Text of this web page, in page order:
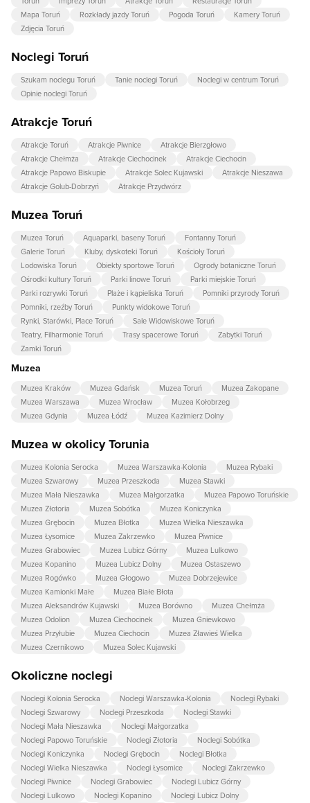
Mapa Toruń
Rozkłady jazdy Toruń Pogoda Toruń
Kamery Toruń
Zdjęcia Toruń
Noclegi Toruń
Szukam noclegu Toruń Tanie noclegi Toruń
Noclegi w centrum Toruń
Opinie noclegi Toruń
Atrakcje Toruń
Atrakcje Toruń Atrakcje Piwnice
Atrakcje Bierzgłowo
Atrakcje Chełmża
Atrakcje Ciechocinek
Atrakcje Ciechocin
Atrakcje Papowo Biskupie
Atrakcje Solec Kujawski
Atrakcje Nieszawa
Atrakcje Golub-Dobrzyń
Atrakcje Przydwórz
Muzea Toruń
Muzea Toruń Aquaparki, baseny Toruń
Fontanny Toruń
Galerie Toruń
Kluby, dyskoteki Toruń
Kościoły Toruń
Lodowiska Toruń
Obiekty sportowe Toruń
Ogrody botaniczne Toruń
Ośrodki kultury Toruń
Parki linowe Toruń
Parki miejskie Toruń
Parki rozrywki Toruń
Plaże i kąpieliska Toruń
Pomniki przyrody Toruń
Pomniki, rzeźby Toruń
Punkty widokowe Toruń
Rynki, Starówki, Place Toruń
Sale Widowiskowe Toruń
Teatry, Filharmonie Toruń
Trasy spacerowe Toruń
Zabytki Toruń
Zamki Toruń
Muzea
Muzea Kraków Muzea Gdańsk Muzea Toruń
Muzea Zakopane
Muzea Warszawa
Muzea Wrocław
Muzea Kołobrzeg
Muzea Gdynia
Muzea Łódź Muzea Kazimierz Dolny
Muzea w okolicy Torunia
Muzea Kolonia Serocka Muzea Warszawka-Kolonia
Muzea Rybaki
Muzea Szwarowy
Muzea Przeszkoda
Muzea Stawki
Muzea Mała Nieszawka
Muzea Małgorzatka
Muzea Papowo Toruńskie
Muzea Złotoria
Muzea Sobótka
Muzea Koniczynka
Muzea Grębocin
Muzea Błotka
Muzea Wielka Nieszawka
Muzea Łysomice
Muzea Zakrzewko
Muzea Piwnice
Muzea Grabowiec
Muzea Lubicz Górny
Muzea Lulkowo
Muzea Kopanino
Muzea Lubicz Dolny
Muzea Ostaszewo
Muzea Rogówko
Muzea Głogowo
Muzea Dobrzejewice
Muzea Kamionki Małe
Muzea Białe Błota
Muzea Aleksandrów Kujawski
Muzea Borówno
Muzea Chełmża
Muzea Odolion
Muzea Ciechocinek
Muzea Gniewkowo
Muzea Przyłubie
Muzea Ciechocin
Muzea Zławieś Wielka
Muzea Czernikowo
Muzea Solec Kujawski
Okoliczne noclegi
Noclegi Kolonia Serocka Noclegi Warszawka-Kolonia
Noclegi Rybaki
Noclegi Szwarowy
Noclegi Przeszkoda
Noclegi Stawki
Noclegi Mała Nieszawka
Noclegi Małgorzatka
Noclegi Papowo Toruńskie
Noclegi Złotoria
Noclegi Sobótka
Noclegi Koniczynka
Noclegi Grębocin
Noclegi Błotka
Noclegi Wielka Nieszawka
Noclegi Łysomice
Noclegi Zakrzewko
Noclegi Piwnice
Noclegi Grabowiec
Noclegi Lubicz Górny
Noclegi Lulkowo
Noclegi Kopanino
Noclegi Lubicz Dolny